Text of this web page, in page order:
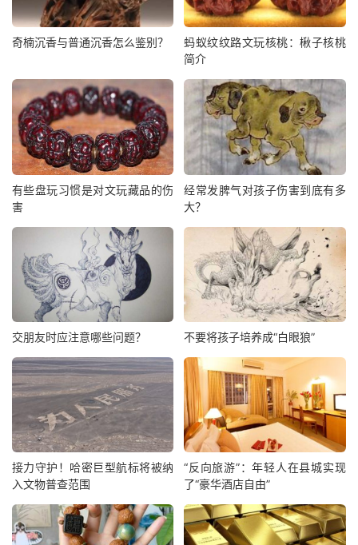
奇楠沉香与普通沉香怎么鉴别？
蚂蚁纹纹路文玩核桃：楸子核桃
简介
有些盘玩习惯是对文玩藏品的伤
害
经常发脾气对孩子伤害到底有多
大？
交朋友时应注意哪些问题？ 不要将孩子培养成“白眼狼”
接力守护！哈密巨型航标将被纳
入文物普查范围
“反向旅游”：年轻人在县城实现
了“豪华酒店自由”